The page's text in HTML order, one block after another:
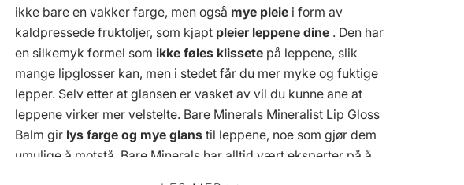
ikke bare en vakker farge, men også mye pleie i form av
kaldpressede fruktoljer, som kjapt pleier leppene dine . Den har
en silkemyk formel som ikke føles klissete på leppene, slik
mange lipglosser kan, men i stedet får du mer myke og fuktige
lepper. Selv etter at glansen er vasket av vil du kunne ane at
leppene virker mer velstelte. Bare Minerals Mineralist Lip Gloss
Balm gir lys farge og mye glans til leppene, noe som gjør dem
umulige å motstå. Bare Minerals har alltid vært eksperter på å